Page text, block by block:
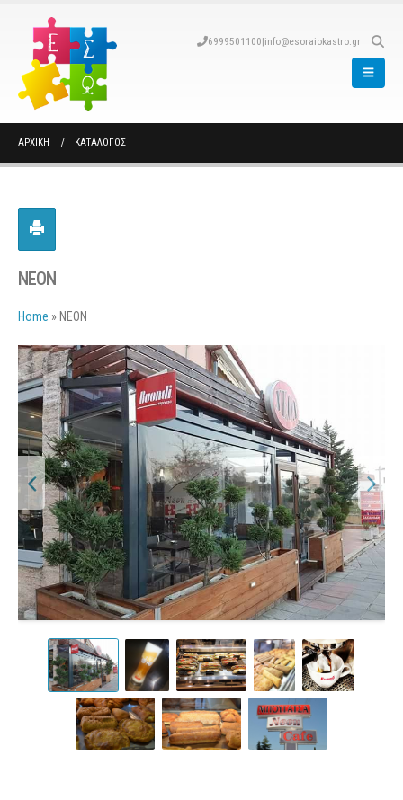
6999501100|info@esoraiokastro.gr
ΑΡΧΙΚΉ ΚΑΤΆΛΟΓΟΣ
ΝΕΟΝ
Home » ΝΕΟΝ